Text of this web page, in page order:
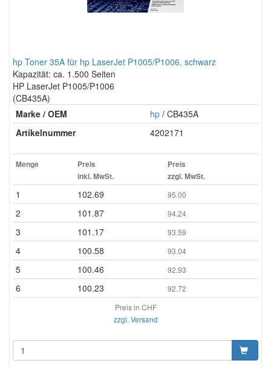
hp Toner 35A für hp LaserJet P1005/P1006, schwarz
Kapazität: ca. 1.500 Seiten
HP LaserJet P1005/P1006
(CB435A)
Marke / OEM
hp / CB435A
Artikelnummer
4202171
Menge
Preis
inkl. MwSt.
Preis
zzgl. MwSt.
1 102.69 95.00
2 101.87 94.24
3 101.17 93.59
4 100.58 93.04
5 100.46 92.93
6 100.23
92.72
Preis in CHF
zzgl. Versand